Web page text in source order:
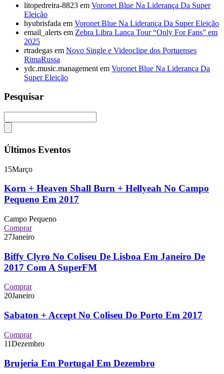
litopedreira-8823 em Voronet Blue Na Liderança Da Super
Eleição
hyubrisfada em Voronet Blue Na Liderança Da Super Eleição
email_alerts em Zebra Libra Lança Tour “Only For Fans” em
2025
rtradegas em Novo Single e Videoclipe dos Portuenses
RimaRussa
ydc.music.management em Voronet Blue Na Liderança Da
Super Eleição
Pesquisar
Últimos Eventos
15Março
Korn + Heaven Shall Burn + Hellyeah No Campo
Pequeno Em 2017
Campo Pequeno
Comprar
27Janeiro
Biffy Clyro No Coliseu De Lisboa Em Janeiro De
2017 Com A SuperFM
Comprar
20Janeiro
Sabaton + Accept No Coliseu Do Porto Em 2017
Comprar
11Dezembro
Brujeria Em Portugal Em Dezembro